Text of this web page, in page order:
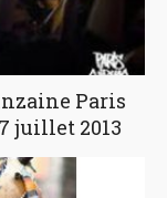
Paris
juillet 2013